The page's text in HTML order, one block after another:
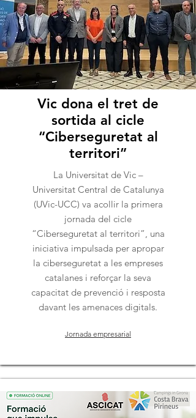
Vic dona el tret de
sortida al cicle
“Ciberseguretat al
territori”
La Universitat de Vic –
Universitat Central de Catalunya
(UVic-UCC) va acollir la primera
jornada del cicle
“Ciberseguretat al territori”, una
iniciativa impulsada per apropar
la ciberseguretat a les empreses
catalanes i reforçar la seva
capacitat de prevenció i resposta
davant les amenaces digitals.
Jornada empresarial